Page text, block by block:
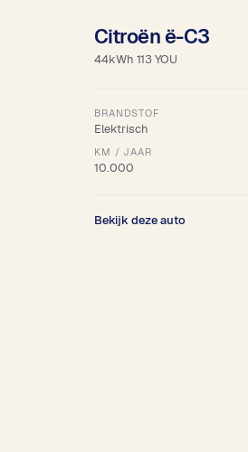
Citroën ë-C3
44kWh 113 YOU
BRANDSTOF
Elektrisch
KM / JAAR
10.000
Bekijk deze auto